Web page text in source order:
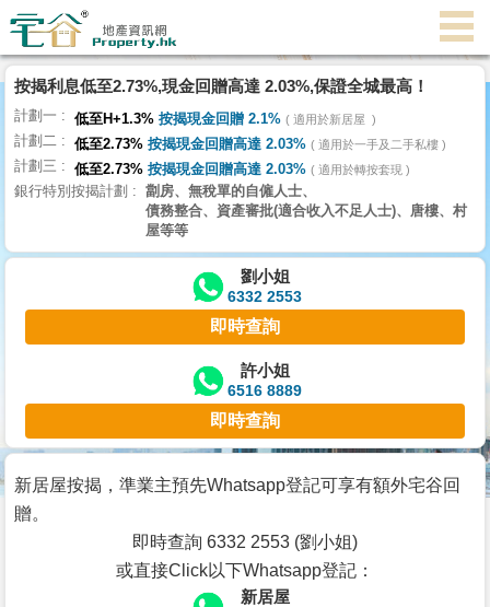
理
主
頁
搵
樓/
交
業
主
宅
谷
按
按揭利息低至2.73%,現金回贈高達 2.03%,保證全城最高！
計劃一 低至H+1.3% 按揭現金回贈 2.1% 適用於新居屋
計劃二 低至2.73% 按揭現金回贈高達 2.03% 適用於一手及二手私樓
計劃三 低至2.73% 按揭現金回贈高達 2.03% 適用於轉按套現
銀行特別按揭計劃
劏房、無稅單的自僱人士、
債務整合、資產審批(適合收入不足人士)、唐樓、村
屋等等
劉小姐
6332 2553
即時查詢
許小姐
6516 8889
即時查詢
新居屋按揭，準業主預先Whatsapp登記可享有額外宅谷回
贈。
即時查詢 6332 2553 (劉小姐)
或直接Click以下Whatsapp登記：
新居屋